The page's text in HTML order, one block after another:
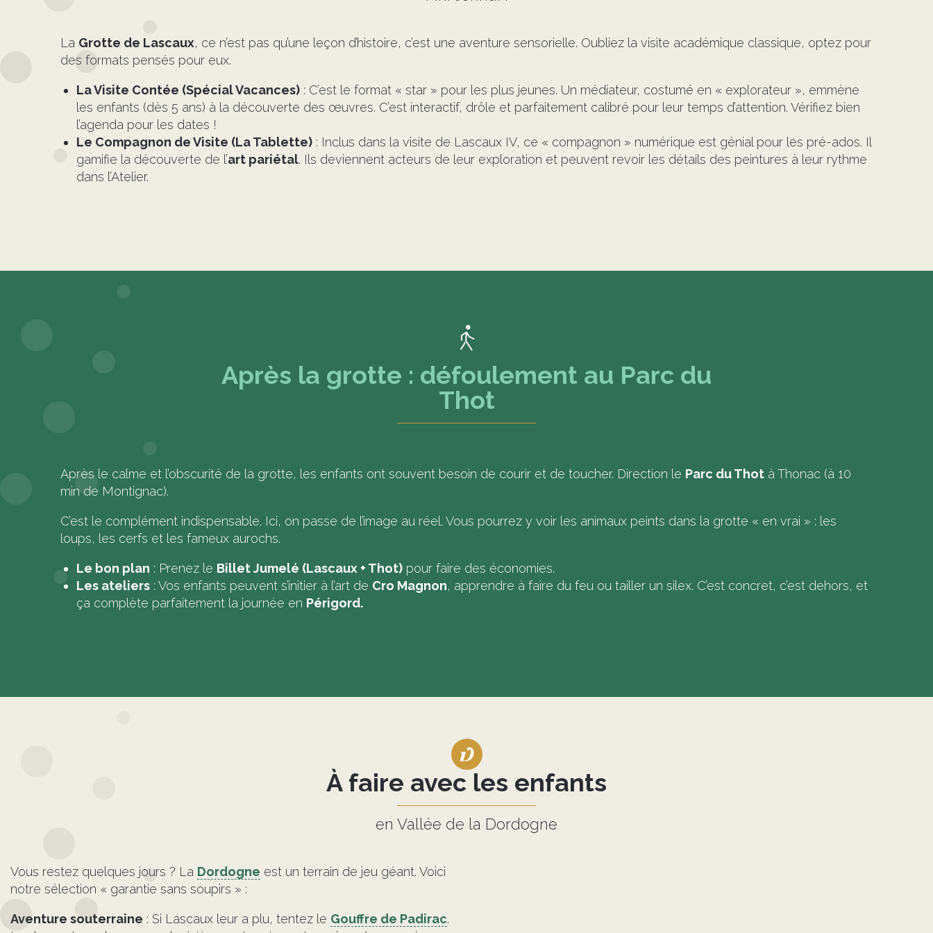
La Grotte de Lascaux, ce n’est pas qu’une leçon d’histoire, c’est une aventure sensorielle. Oubliez la visite académique classique, optez pour
des formats pensés pour eux.
La Visite Contée (Spécial Vacances): C’est le format « star » pour les plus jeunes. Un médiateur, costumé en « explorateur », emmène
les enfants (dès 5 ans) à la découverte des œuvres. C’est interactif, drôle et parfaitement calibré pour leur temps d’attention. Vérifiez bien
l’agenda pour les dates !
Le Compagnon de Visite (La Tablette): Inclus dans la visite de Lascaux IV, ce « compagnon » numérique est génial pour les pré-ados. Il
gamifie la découverte de l’art pariétal. Ils deviennent acteurs de leur exploration et peuvent revoir les détails des peintures à leur rythme
dans l’Atelier.
Après la grotte : défoulement au Parc du
Thot
Après le calme et l’obscurité de la grotte, les enfants ont souvent besoin de courir et de toucher. Direction le Parc du Thot à Thonac (à 10
min de Montignac).
C’est le complément indispensable. Ici, on passe de l’image au réel. Vous pourrez y voir les animaux peints dans la grotte « en vrai » : les
loups, les cerfs et les fameux aurochs.
Le bon plan : Prenez le Billet Jumelé (Lascaux + Thot)pour faire des économies.
Les ateliers: Vos enfants peuvent s’initier à l’art de Cro Magnon, apprendre à faire du feu ou tailler un silex. C’est concret, c’est dehors, et
ça complète parfaitement la journée en Périgord.
À faire avec les enfants
en Vallée de la Dordogne
Vous restez quelques jours ? La Dordogne est un terrain de jeu géant. Voici
notre sélection « garantie sans soupirs » :
Aventure souterraine : Si Lascaux leur a plu, tentez le Gouffre de Padirac.